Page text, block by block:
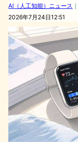
AI（人工知能）ニュース ｜
2026年7月24日12:51